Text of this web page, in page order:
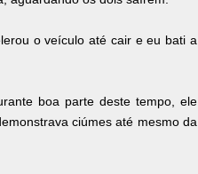
o veículo até cair e eu bati a
boa parte deste tempo, ele
ciúmes até mesmo da